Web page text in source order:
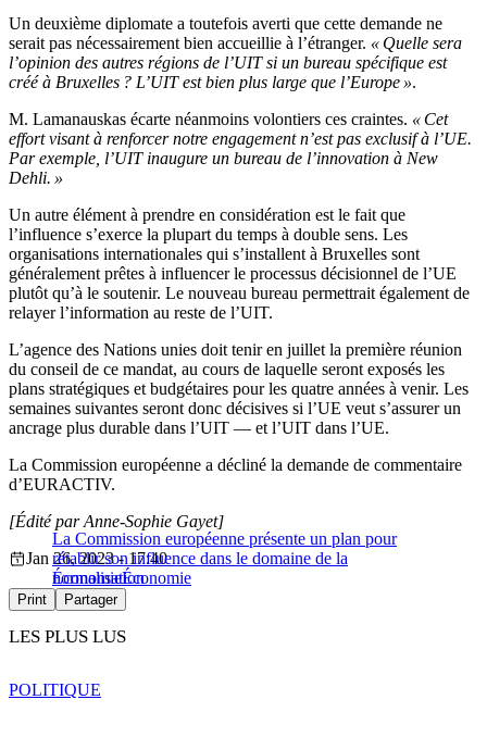
Un deuxième diplomate a toutefois averti que cette demande ne
serait pas nécessairement bien accueillie à l’étranger. « Quelle sera
l’opinion des autres régions de l’UIT si un bureau spécifique est
créé à Bruxelles ? L’UIT est bien plus large que l’Europe ».
M. Lamanauskas écarte néanmoins volontiers ces craintes. « Cet
effort visant à renforcer notre engagement n’est pas exclusif à l’UE.
Par exemple, l’UIT inaugure un bureau de l’innovation à New
Dehli. »
Un autre élément à prendre en considération est le fait que
l’influence s’exerce la plupart du temps à double sens. Les
organisations internationales qui s’installent à Bruxelles sont
généralement prêtes à influencer le processus décisionnel de l’UE
plutôt qu’à le soutenir. Le nouveau bureau permettrait également de
relayer l’information au reste de l’UIT.
L’agence des Nations unies doit tenir en juillet la première réunion
du conseil de ce mandat, au cours de laquelle seront exposés les
plans stratégiques et budgétaires pour les quatre années à venir. Les
semaines suivantes seront donc décisives si l’UE veut s’assurer un
ancrage plus durable dans l’UIT — et l’UIT dans l’UE.
La Commission européenne a décliné la demande de commentaire
d’EURACTIV.
La Commission européenne présente un plan pour
rétablir son influence dans le domaine de la
normalisation
[Édité par Anne-Sophie Gayet]
Jan 26, 2023 - 17:40
ÉconomieÉconomie
Print Partager
LES PLUS LUS
POLITIQUE